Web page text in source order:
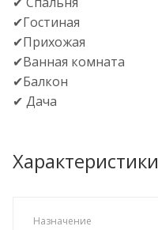
✔Гостиная
✔Прихожая
✔Ванная комната
✔Балкон
✔ Дача
Характеристики
Назначение